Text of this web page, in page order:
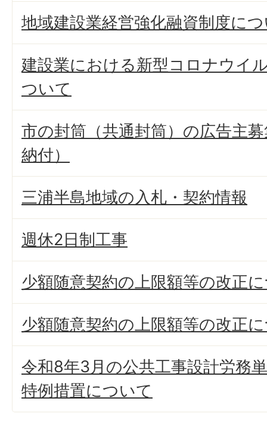
地域建設業経営強化融資制度に
建設業における新型コロナウイ
ついて
市の封筒（共通封筒）の広告主
納付）
三浦半島地域の入札・契約情報
週休2日制工事
少額随意契約の上限額等の改正
少額随意契約の上限額等の改正
令和8年3月の公共工事設計労務
特例措置について